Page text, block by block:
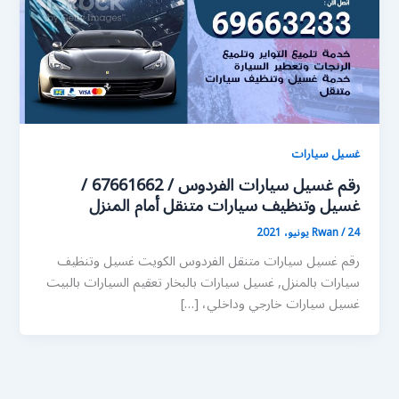
غسيل سيارات
رقم غسيل سيارات الفردوس / 67661662 /
غسيل وتنظيف سيارات متنقل أمام المنزل
Rwan/24 يونيو، 2021
رقم غسيل سيارات متنقل الفردوس الكويت غسيل وتنظيف
سيارات بالمنزل, غسيل سيارات بالبخار تعقيم السيارات بالبيت
غسيل سيارات خارجي وداخلي، […]